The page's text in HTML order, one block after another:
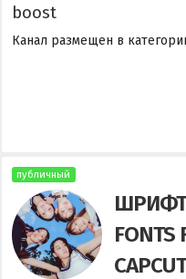
boost
Канал размещен в
публичный
FONTS